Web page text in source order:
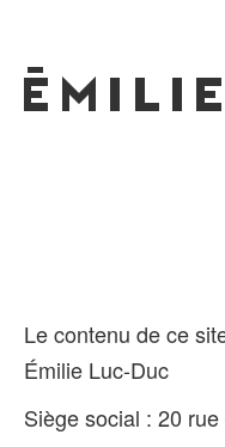
Le contenu de ce
Émilie Luc-Duc
Siège social : 20 rue